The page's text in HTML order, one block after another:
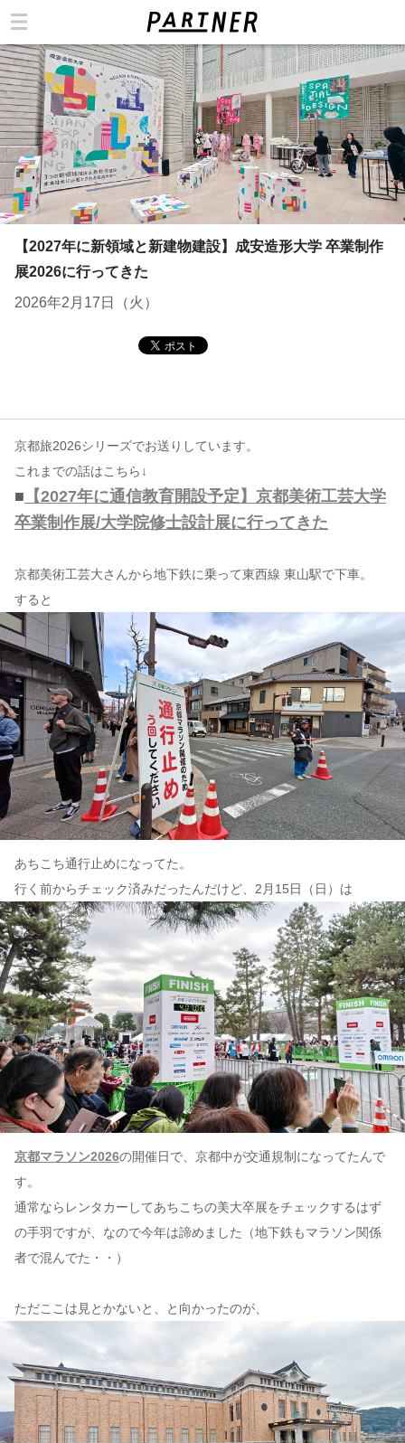
【2027年に新領域と新建物建設】成安造形大学 卒業制作
展2026に行ってきた
2026年2月17日（火）
京都旅2026シリーズでお送りしています。
これまでの話はこちら↓
■ 【2027年に通信教育開設予定】京都美術工芸大学
卒業制作展/大学院修士設計展に行ってきた
京都美術工芸大さんから地下鉄に乗って東西線 東山駅で下車。
すると
あちこち通行止めになってた。
行く前からチェック済みだったんだけど、2月15日（日）は
京都マラソン2026の開催日で、京都中が交通規制になってたんで
す。
通常ならレンタカーしてあちこちの美大卒展をチェックするはず
の手羽ですが、なので今年は諦めました（地下鉄もマラソン関係
者で混んでた・・）
ただここは見とかないと、と向かったのが、
カテゴリ
コンテンツ
このサイトについて